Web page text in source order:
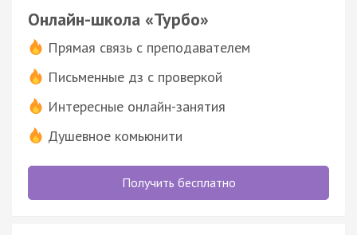
Онлайн-школа «Турбо»
Прямая связь с преподавателем
Письменные дз с проверкой
Интересные онлайн-занятия
Душевное комьюнити
Получить бесплатно